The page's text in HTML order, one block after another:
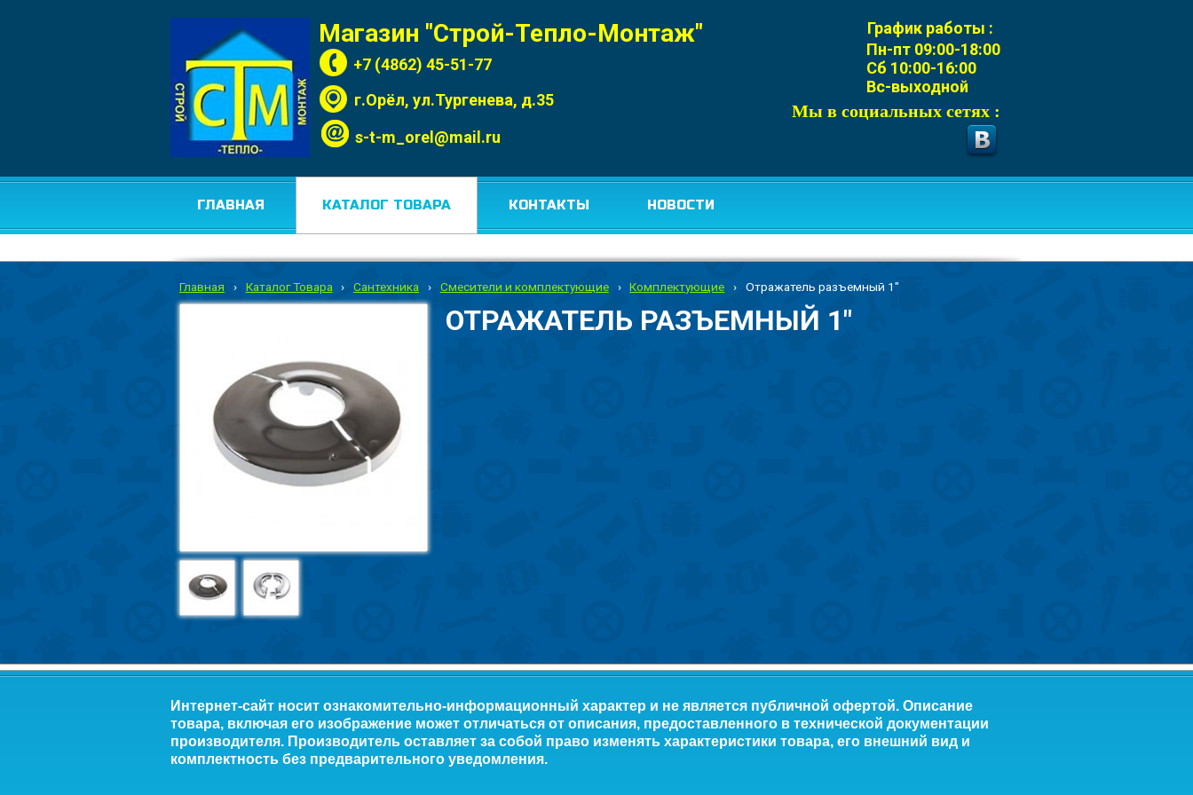
Магазин "Строй-Тепло-Монтаж"
+7 (4862) 45-51-77
г.Орёл, ул.Тургенева, д.35
s-t-m_orel@mail.ru
Мы в социальных сетях :
График работы :
Пн-пт 09:00-18:00
Сб 10:00-16:00
Вс-выходной
ГЛАВНАЯ КАТАЛОГ ТОВАРА КОНТАКТЫ НОВОСТИ
Главная › Каталог Товара › Сантехника › Смесители и комплектующие › Комплектующие › Отражатель разъемный 1"
ОТРАЖАТЕЛЬ РАЗЪЕМНЫЙ 1"
Интернет-сайт носит ознакомительно-информационный характер и не является публичной офертой. Описание
товара, включая его изображение может отличаться от описания, предоставленного в технической документации
производителя. Производитель оставляет за собой право изменять характеристики товара, его внешний вид и
комплектность без предварительного уведомления.